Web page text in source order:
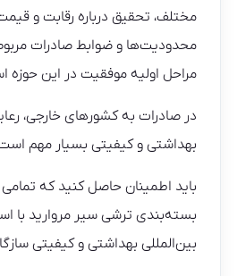
مختلف، تحقیق درباره رقابت و
محدودیت‌ها و ضوابط صادرات
مراحل اولیه موفقیت در این حوزه
در صادرات به کشورهای خارجی،
بهداشتی و کیفیتی بسیار مهم
باید اطمینان حاصل کنید که تمامی
بسته‌بندی ترشی سیر مروارید با
بین‌المللی بهداشتی و کیفیتی